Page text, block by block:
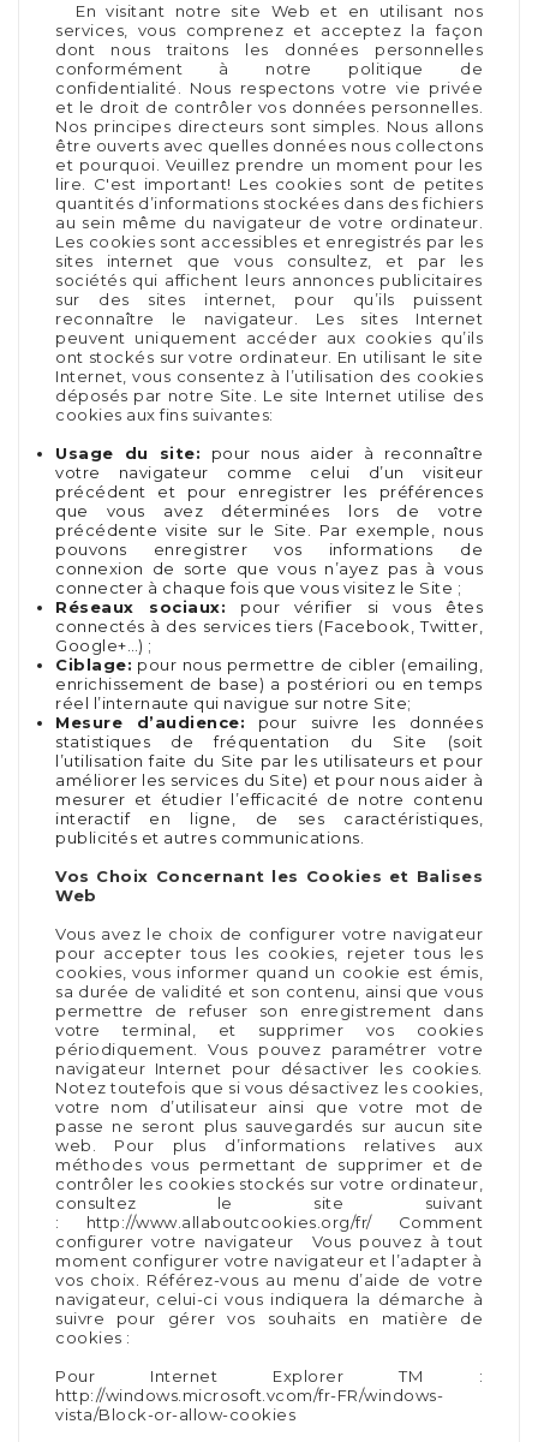
En visitant notre site Web et en utilisant nos
services, vous comprenez et acceptez la façon
dont nous traitons les données personnelles
conformément à notre politique de
confidentialité. Nous respectons votre vie privée
et le droit de contrôler vos données personnelles.
Nos principes directeurs sont simples. Nous allons
être ouverts avec quelles données nous collectons
et pourquoi. Veuillez prendre un moment pour les
lire. C'est important! Les cookies sont de petites
quantités d’informations stockées dans des fichiers
au sein même du navigateur de votre ordinateur.
Les cookies sont accessibles et enregistrés par les
sites internet que vous consultez, et par les
sociétés qui affichent leurs annonces publicitaires
sur des sites internet, pour qu’ils puissent
reconnaître le navigateur. Les sites Internet
peuvent uniquement accéder aux cookies qu’ils
ont stockés sur votre ordinateur. En utilisant le site
Internet, vous consentez à l’utilisation des cookies
déposés par notre Site. Le site Internet utilise des
cookies aux fins suivantes:
Usage du site: pour nous aider à reconnaître
votre navigateur comme celui d’un visiteur
précédent et pour enregistrer les préférences
que vous avez déterminées lors de votre
précédente visite sur le Site. Par exemple, nous
pouvons enregistrer vos informations de
connexion de sorte que vous n’ayez pas à vous
connecter à chaque fois que vous visitez le Site ;
Réseaux sociaux: pour vérifier si vous êtes
connectés à des services tiers (Facebook, Twitter,
Google+…) ;
Ciblage: pour nous permettre de cibler (emailing,
enrichissement de base) a postériori ou en temps
réel l’internaute qui navigue sur notre Site;
Mesure d’audience: pour suivre les données
statistiques de fréquentation du Site (soit
l’utilisation faite du Site par les utilisateurs et pour
améliorer les services du Site) et pour nous aider à
mesurer et étudier l’efficacité de notre contenu
interactif en ligne, de ses caractéristiques,
publicités et autres communications.
Vos Choix Concernant les Cookies et Balises
Web
Vous avez le choix de configurer votre navigateur
pour accepter tous les cookies, rejeter tous les
cookies, vous informer quand un cookie est émis,
sa durée de validité et son contenu, ainsi que vous
permettre de refuser son enregistrement dans
votre terminal, et supprimer vos cookies
périodiquement. Vous pouvez paramétrer votre
navigateur Internet pour désactiver les cookies.
Notez toutefois que si vous désactivez les cookies,
votre nom d’utilisateur ainsi que votre mot de
passe ne seront plus sauvegardés sur aucun site
web. Pour plus d’informations relatives aux
méthodes vous permettant de supprimer et de
contrôler les cookies stockés sur votre ordinateur,
consultez le site suivant
: http://www.allaboutcookies.org/fr/ Comment
configurer votre navigateur Vous pouvez à tout
moment configurer votre navigateur et l’adapter à
vos choix. Référez-vous au menu d’aide de votre
navigateur, celui-ci vous indiquera la démarche à
suivre pour gérer vos souhaits en matière de
cookies :
Pour Internet Explorer TM :
http://windows.microsoft.vcom/fr-FR/windows-
vista/Block-or-allow-cookies